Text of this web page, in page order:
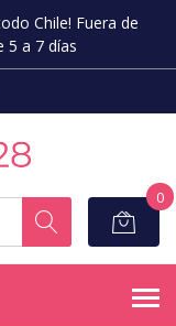
Chile! Fuera de
5 a 7 días
0